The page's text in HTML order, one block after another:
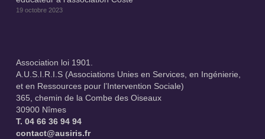
19 octobre 2023
Association loi 1901.
A.U.S.I.R.I.S (Associations Unies en Services, en Ingénierie,
et en Ressources pour l’Intervention Sociale)
365, chemin de la Combe des Oiseaux
30900 Nîmes
T. 04 66 36 94 94
contact@ausiris.fr